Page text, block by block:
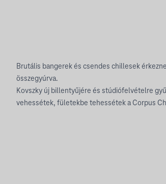
Brutális bangerek és csendes chillesek
összegyúrva.
Kovszky új billentyűjére és stúdiófelvételre
vehessétek, fületekbe tehessétek a Corpus